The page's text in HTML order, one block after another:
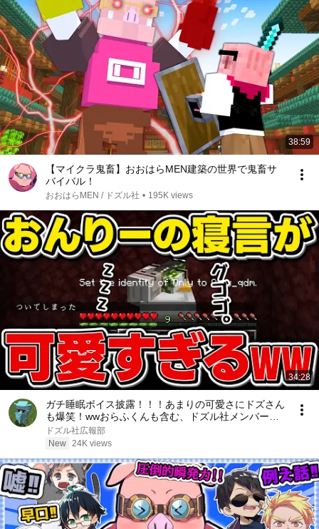
38:59
【マイクラ鬼畜】おおはらMEN建築の世界で鬼畜サ
バイバル！
おおはらMEN / ドズル社 • 195K views
34:28
ガチ睡眠ボイス披露！！！あまりの可愛さにドズさん
も爆笑！wwおらふくんも含む、ドズル社メンバーか
わかわ場面！！！【切り抜き】
ドズル社広報部
New 24K views